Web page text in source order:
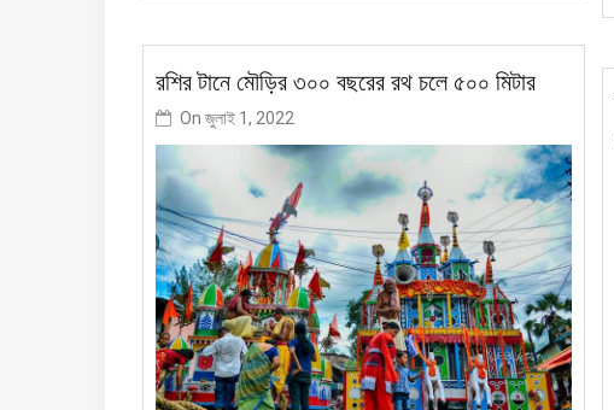
রশির টানে মৌড়ির ৩০০ বছরের রথ চলে ৫০০ মিটার
On জুলাই 1, 2022